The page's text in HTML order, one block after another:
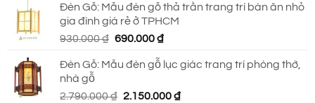
là:
990.000 ₫.
tại
là:
750.000 ₫.
Đèn Gỗ: Mẫu đèn gỗ thả trần trang trí bàn ăn nhỏ
gia đình giá rẻ ở TPHCM
930.000₫ Giá
là:
690.000₫Giá
tại
690.000 ₫.
Đèn Gỗ: Mẫu đèn gỗ lục giác trang trí phòng thờ,
nhà gỗ
2.790.000₫ Giá
2.150.000₫Giá